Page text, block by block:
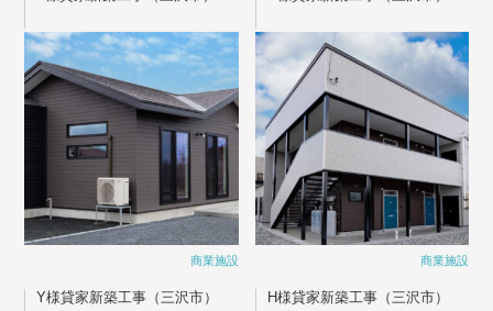
商業施設 商業施設
Y様貸家新築工事（三沢市） H様貸家新築工事（三沢市）